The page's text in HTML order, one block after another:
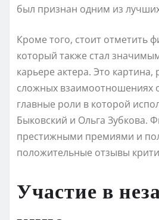
был признан одним из
Кроме того, стоит отметить
который также стал
карьере актера. Это
сложных взаимоотношениях
главные роли в которой
Быковский и Ольга Зубкова.
престижными премиями и
положительные отзывы
Участие в